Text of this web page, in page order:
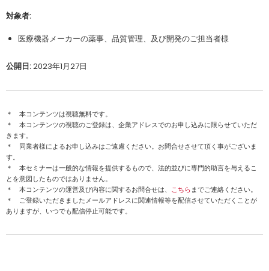
対象者:
医療機器メーカーの薬事、品質管理、及び開発のご担当者様
公開日:2023年1月27日
＊ 本コンテンツは視聴無料です。
＊ 本コンテンツの視聴のご登録は、企業アドレスでのお申し込みに限らせていただ
きます。
＊ 同業者様によるお申し込みはご遠慮ください。お問合せさせて頂く事がございま
す。
＊ 本セミナーは一般的な情報を提供するもので、法的並びに専門的助言を与えるこ
とを意図したものではありません。
＊ 本コンテンツの運営及び内容に関するお問合せは、 こちらまでご連絡ください。
＊ ご登録いただきましたメールアドレスに関連情報等を配信させていただくことが
ありますが、いつでも配信停止可能です。